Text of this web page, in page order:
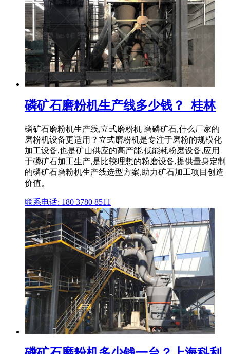
磷矿石磨粉机生产线多少钱？_桂林
磷矿石磨粉机生产线,立式磨粉机 磨磷矿石,什么厂家的
磨粉机设备更适用？立式磨粉机是专注于磨粉的规模化
加工设备,也是矿山供应的高产能,低能耗粉磨设备,应用
于磷矿石加工生产,是比较理想的粉磨设备,提供量身定制
的磷矿石磨粉机生产线选型方案,助力矿石加工项目创造
价值。
联系电话: 180 3780 8511